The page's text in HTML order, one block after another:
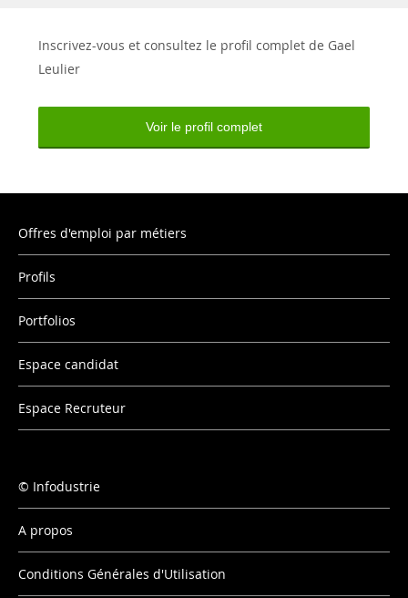
Inscrivez-vous et consultez le profil complet de Gael
Leulier
Voir le profil complet
Offres d'emploi par métiers
Profils
Portfolios
Espace candidat
Espace Recruteur
Infodustrie
A propos
Conditions Générales d'Utilisation